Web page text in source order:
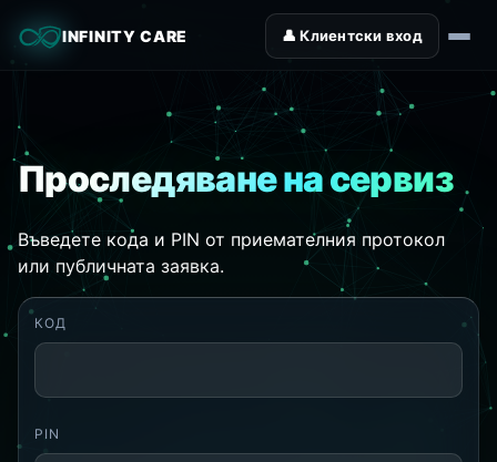
INFINITY CARE 👤 Клиентски вход
Проследяване на сервиз
Въведете кода и PIN от приемателния протокол
или публичната заявка.
КОД
PIN